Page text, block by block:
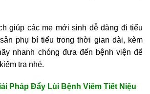
giúp các mẹ mới sinh dễ dàng đi tiểu
phụ bí tiểu trong thời gian dài, kèm
nhanh chóng đưa đến bệnh viện để
tra nhé.
Pháp Đẩy Lùi Bệnh Viêm Tiết Niệu